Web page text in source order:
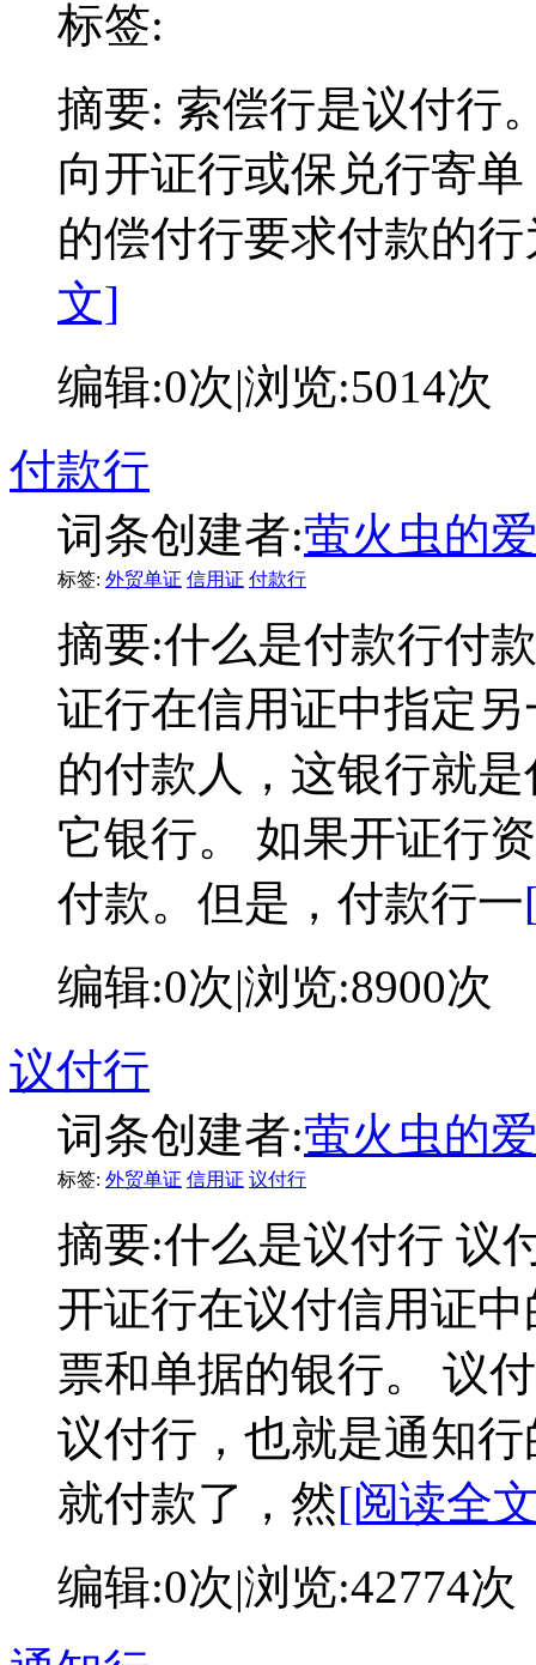
标签:
摘要: 索偿行是议付行
向开证行或保兑行寄
的偿付行要求付款的行
文]
编辑:0次|浏览:5014次
付款行
词条创建者:萤火虫的
标签: 外贸单证 信用证 付款行
摘要:什么是付款行付
证行在信用证中指定
的付款人，这银行就
它银行。 如果开证行
付款。但是，付款行一
编辑:0次|浏览:8900次
议付行
词条创建者:萤火虫的
标签: 外贸单证 信用证 议付行
摘要:什么是议付行 议
开证行在议付信用证
票和单据的银行。 议
议付行，也就是通知
就付款了，然[阅读全
编辑:0次|浏览:42774次